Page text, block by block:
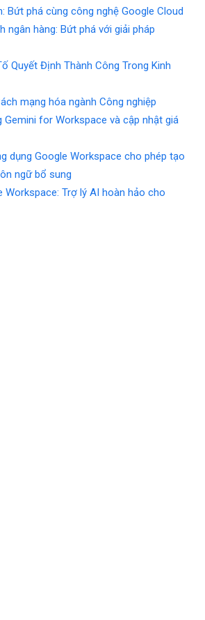
Bứt phá cùng công nghệ Google Cloud
ngân hàng: Bứt phá với giải pháp
Quyết Định Thành Công Trong Kinh
mạng hóa ngành Công nghiệp
Gemini for Workspace và cập nhật giá
dụng Google Workspace cho phép tạo
ngữ bổ sung
Workspace: Trợ lý AI hoàn hảo cho